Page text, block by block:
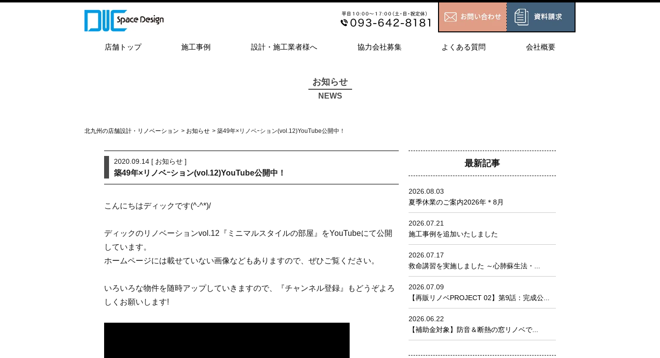
店舗トップ 施工事例 設計・施工業者様へ 協力会社募集 よくある質問 会社概要
お知らせ
NEWS
北九州の店舗設計・リノベーション > お知らせ > 築49年×リノベｰション(vol.12)YouTube公開中！
2020.09.14 [ お知らせ ]
築49年×リノベｰション(vol.12)YouTube公開中！
こんにちはディックです(^-^*)/
ディックのリノベーションvol.12『ミニマルスタイルの部屋』をYouTubeにて公開
しています。
ホームページには載せていない画像などもありますので、ぜひご覧ください。
いろいろな物件を随時アップしていきますので、『チャンネル登録』もどうぞよろ
しくお願いします!
最新記事
2026.08.03
夏季休業のご案内2026年＊8月
2026.07.21
施工事例を追加いたしました
2026.07.17
救命講習を実施しました ～心肺蘇生法・...
2026.07.09
【再販リノベPROJECT 02】第9話：完成公...
2026.06.22
【補助金対象】防音＆断熱の窓リノベで...